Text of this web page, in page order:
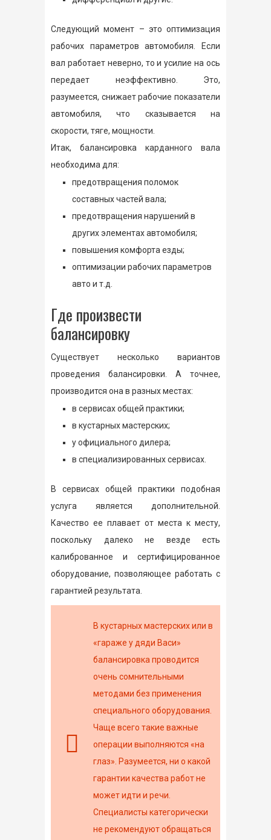
Следующий момент – это оптимизация
рабочих параметров автомобиля. Если
вал работает неверно, то и усилие на ось
передает неэффективно. Это,
разумеется, снижает рабочие показатели
автомобиля, что сказывается на
скорости, тяге, мощности.
Итак, балансировка карданного вала
необходима для:
предотвращения поломок
составных частей вала;
предотвращения нарушений в
других элементах автомобиля;
повышения комфорта езды;
оптимизации рабочих параметров
авто и т.д.
Где произвести
балансировку
Существует несколько вариантов
проведения балансировки. А точнее,
производится она в разных местах:
в сервисах общей практики;
в кустарных мастерских;
у официального дилера;
в специализированных сервисах.
В сервисах общей практики подобная
услуга является дополнительной.
Качество ее плавает от места к месту,
поскольку далеко не везде есть
калиброванное и сертифицированное
оборудование, позволяющее работать с
гарантией результата.
В кустарных мастерских или в
«гараже у дяди Васи»
балансировка проводится
очень сомнительными
методами без применения
специального оборудования.
Чаще всего такие важные
операции выполняются «на
глаз». Разумеется, ни о какой
гарантии качества работ не
может идти и речи.
Специалисты категорически
не рекомендуют обращаться